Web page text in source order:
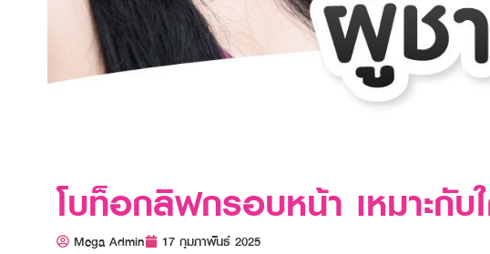
โบท็อกลิฟกรอบหน้า เหมาะกับ
Mega Admin 17 กุมภาพันธ์ 2025